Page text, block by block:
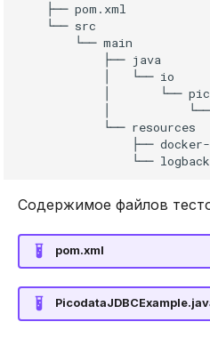
    ├── pom.xml
    └── src
        └── main
            ├── java
            │   └── io
│       └──
│
            └── resources
├──
└──
Содержимое файлов
pom.xml